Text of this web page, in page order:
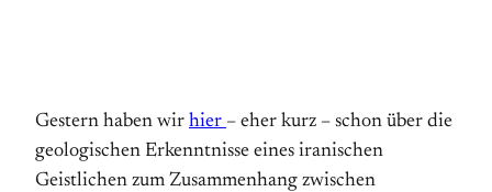
Gestern haben wir hier – eher kurz – schon über die
geologischen Erkenntnisse eines iranischen
Geistlichen zum Zusammenhang zwischen